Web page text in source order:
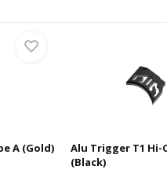
A (Gold)
Alu Trigger T1 Hi-
(Black)